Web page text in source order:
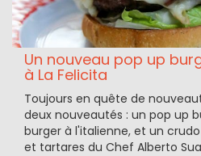
Un nouveau pop up
à La Felicita
Toujours en quête de
deux nouveautés : un pop up
burger à l'italienne, et un
et tartares du Chef Alberto